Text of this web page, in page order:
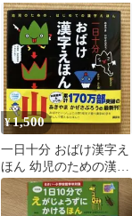
あきやまかぜさぶろ
う 絵本 赤ちゃん
¥1,500
一日十分 おばけ漢字え
ほん 幼児のための漢字
えほん